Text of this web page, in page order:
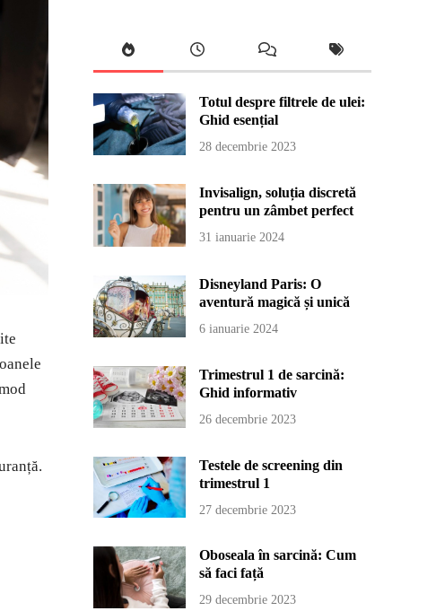
Totul despre filtrele de ulei:
Ghid esențial
28 decembrie 2023
Invisalign, soluția discretă
pentru un zâmbet perfect
31 ianuarie 2024
Disneyland Paris: O
aventură magică și unică
6 ianuarie 2024
Trimestrul 1 de sarcină:
Ghid informativ
26 decembrie 2023
Testele de screening din
trimestrul 1
27 decembrie 2023
Oboseala în sarcină: Cum
să faci față
29 decembrie 2023